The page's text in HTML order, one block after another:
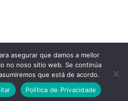
asegurar que damos a mellor
no noso sitio web. Se continúa
que está de acordo.
Política de Privacidade